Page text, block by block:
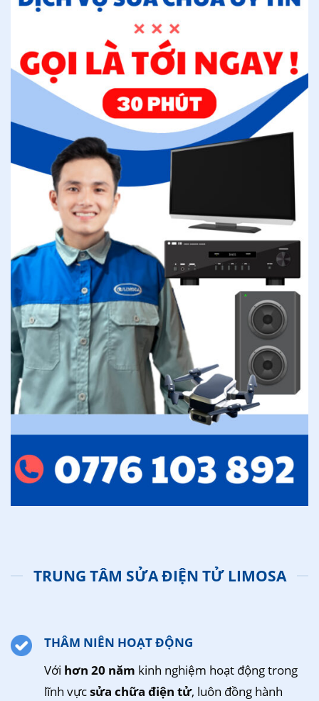
TRUNG TÂM SỬA ĐIỆN TỬ LIMOSA
THÂM NIÊN HOẠT ĐỘNG
Với hơn 20 năm kinh nghiệm hoạt động trong
lĩnh vựcsửa chữa điện tử, luôn đồng hành